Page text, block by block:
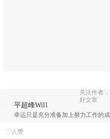
关注作者
好文章
平超峰Will
幸运只是充分准备加上努力工作的
7人赞